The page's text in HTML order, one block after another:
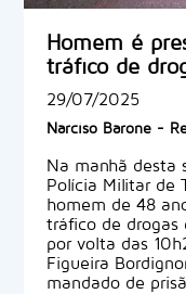
Homem é
tráfico de
29/07/2025
Narciso Barone -
Na manhã desta
Polícia Militar de
homem de 48
tráfico de drogas
por volta das
Figueira
mandado de